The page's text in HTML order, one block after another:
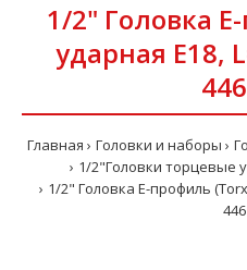
1/2" Головка
ударная Е18,
Главная Головки и наборы
1/2"Головки торцевые
1/2" Головка Е-профиль